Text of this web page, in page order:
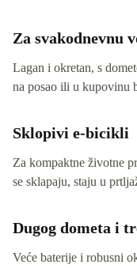
Za svakodnevnu
Lagan i okretan, s
na posao ili u kupovinu
Sklopivi e-bicikli
Za kompaktne životne
se sklapaju, staju u
Dugog dometa i
Veće baterije i robusni